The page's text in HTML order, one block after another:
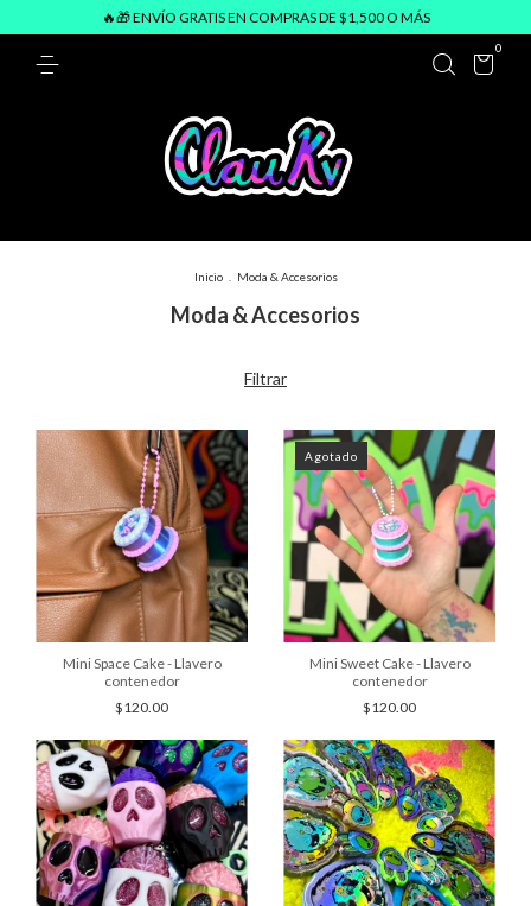
🔥🎁 ENVÍO GRATIS EN COMPRAS DE $1,500 O MÁS
0
Inicio Moda & Accesorios
Moda & Accesorios
Filtrar
Mini Space Cake - Llavero
contenedor
$120.00
Agotado
Mini Sweet Cake - Llavero
contenedor
$120.00